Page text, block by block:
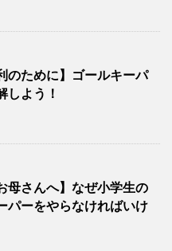
のために】ゴールキーパ
しよう！
母さんへ】なぜ小学生の
パーをやらなければいけ